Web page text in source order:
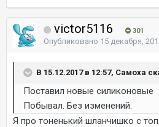
victor5116 301
Опубликовано 15 декабря,
В 15.12.2017 в 12:57, Самоха
Поставил новые силиконовые
Побывал. Без изменений.
Я про тоненький шланчишко с